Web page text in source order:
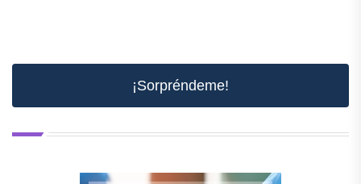
¡Sorpréndeme!